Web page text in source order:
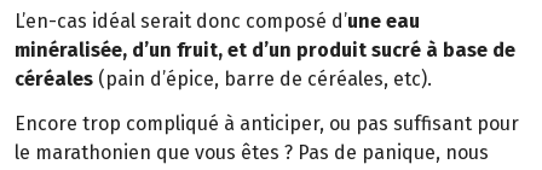
L’en-cas idéal serait donc composé d’une eau
minéralisée, d’un fruit, et d’un produit sucré à base de
céréales (pain d’épice, barre de céréales, etc).
Encore trop compliqué à anticiper, ou pas suffisant pour
le marathonien que vous êtes ? Pas de panique, nous